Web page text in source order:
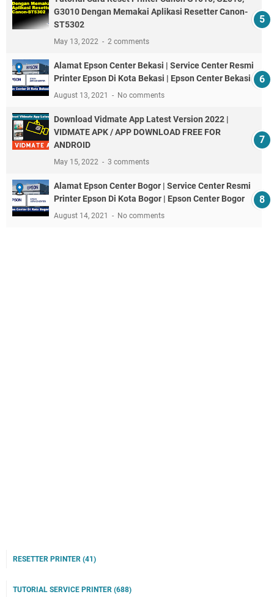
G3010 Dengan Memakai Aplikasi Resetter Canon-
ST5302
May 13, 2022 2 comments
Alamat Epson Center Bekasi | Service Center Resmi
Printer Epson Di Kota Bekasi | Epson Center Bekasi
August 13, 2021 No comments
Download Vidmate App Latest Version 2022 |
VIDMATE APK / APP DOWNLOAD FREE FOR
ANDROID
May 15, 2022 3 comments
Alamat Epson Center Bogor | Service Center Resmi
Printer Epson Di Kota Bogor | Epson Center Bogor
August 14, 2021 No comments
RESETTER PRINTER (41)
TUTORIAL SERVICE PRINTER (688)